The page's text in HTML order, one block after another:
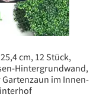
cm, 12 Stück,
Hintergrundwand,
im Innen-